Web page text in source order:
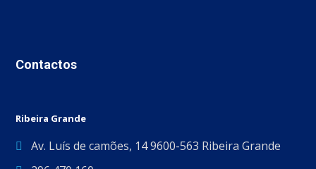
Contactos
Ribeira Grande
Av. Luís de camões, 14 9600-563 Ribeira Grande